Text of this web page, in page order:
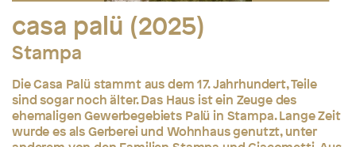
casa palü (2025)
Stampa
Die Casa Palü stammt aus dem 17. Jahrhundert, Teile
sind sogar noch älter. Das Haus ist ein Zeuge des
ehemaligen Gewerbegebiets Palü in Stampa. Lange Zeit
wurde es als Gerberei und Wohnhaus genutzt, unter